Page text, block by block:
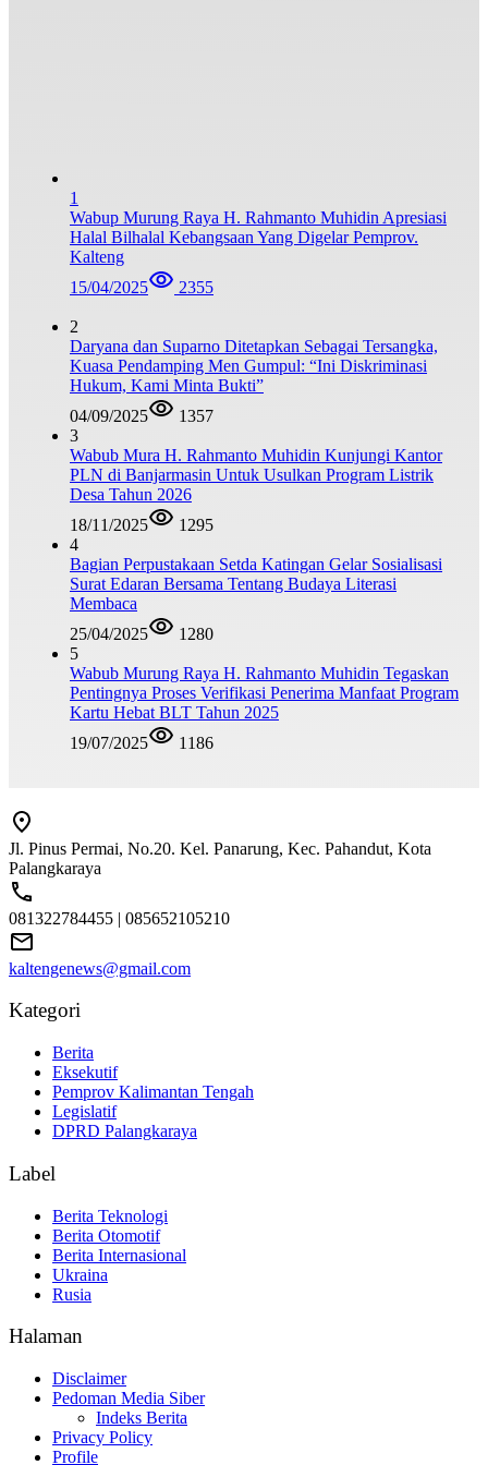
1
Wabup Murung Raya H. Rahmanto Muhidin Apresiasi
Halal Bilhalal Kebangsaan Yang Digelar Pemprov.
Kalteng
15/04/2025
2355
2
Daryana dan Suparno Ditetapkan Sebagai Tersangka,
Kuasa Pendamping Men Gumpul: “Ini Diskriminasi
Hukum, Kami Minta Bukti”
04/09/2025
1357
3
Wabub Mura H. Rahmanto Muhidin Kunjungi Kantor
PLN di Banjarmasin Untuk Usulkan Program Listrik
Desa Tahun 2026
18/11/2025
1295
4
Bagian Perpustakaan Setda Katingan Gelar Sosialisasi
Surat Edaran Bersama Tentang Budaya Literasi
Membaca
25/04/2025
1280
5
Wabub Murung Raya H. Rahmanto Muhidin Tegaskan
Pentingnya Proses Verifikasi Penerima Manfaat Program
Kartu Hebat BLT Tahun 2025
19/07/2025
1186
Jl. Pinus Permai, No.20. Kel. Panarung, Kec. Pahandut, Kota
Palangkaraya
081322784455 | 085652105210
kaltengenews@gmail.com
Kategori
Berita
Eksekutif
Pemprov Kalimantan Tengah
Legislatif
DPRD Palangkaraya
Label
Berita Teknologi
Berita Otomotif
Berita Internasional
Ukraina
Rusia
Halaman
Disclaimer
Pedoman Media Siber
Indeks Berita
Privacy Policy
Profile